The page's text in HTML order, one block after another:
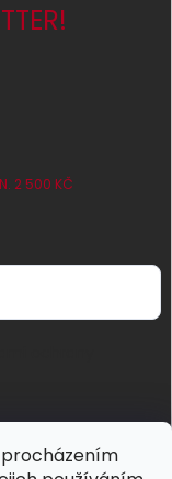
procházením
2 500 KČ